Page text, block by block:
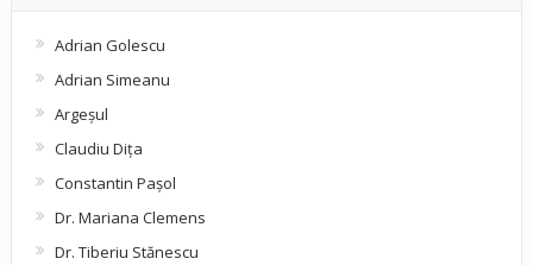
Adrian Golescu
Adrian Simeanu
Argeşul
Claudiu Diţa
Constantin Pașol
Dr. Mariana Clemens
Dr. Tiberiu Stănescu